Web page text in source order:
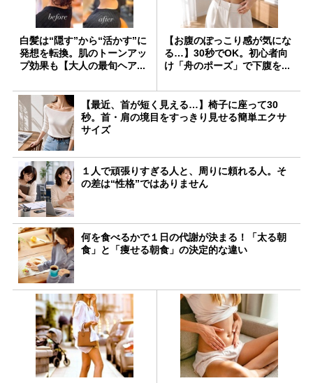
白髪は“隠す”から“活かす”に
発想を転換。肌のトーンアッ
プ効果も【大人の最旬ヘア...
【お腹のぽっこり感が気にな
る…】30秒でOK。初心者向
け「舟のポーズ」で下腹を...
【最近、首が短く見える…】椅子に座って30
秒。首・肩の境目をすっきり見せる簡単エクサ
サイズ
１人で頑張りすぎる人と、周りに頼れる人。そ
の差は“性格”ではありません
何を食べるかで１日の代謝が決まる！「太る朝
食」と「痩せる朝食」の決定的な違い